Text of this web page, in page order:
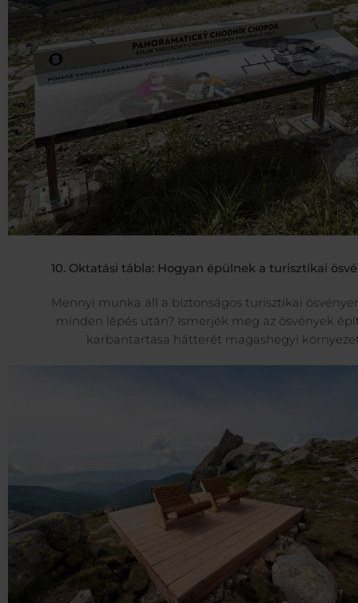
10. Oktatási tábla: Hogyan épülnek a turisztikai
Mennyi munka áll a biztonságos turisztikai
minden lépés után? Ismerjék meg az ösvények
karbantartása hátterét magashegyi